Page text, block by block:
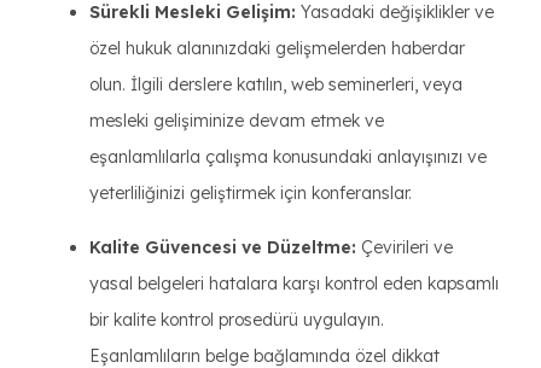
Sürekli Mesleki Gelişim: Yasadaki değişiklikler ve
özel hukuk alanınızdaki gelişmelerden haberdar
olun. İlgili derslere katılın, web seminerleri, veya
mesleki gelişiminize devam etmek ve
eşanlamlılarla çalışma konusundaki anlayışınızı ve
yeterliliğinizi geliştirmek için konferanslar.
Kalite Güvencesi ve Düzeltme: Çevirileri ve
yasal belgeleri hatalara karşı kontrol eden kapsamlı
bir kalite kontrol prosedürü uygulayın.
Eşanlamlıların belge bağlamında özel dikkat